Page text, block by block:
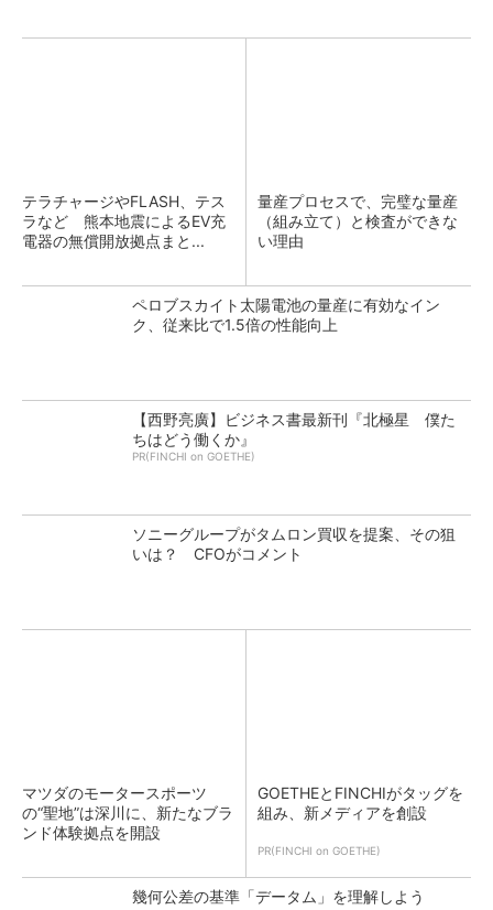
テラチャージやFLASH、テス
ラなど 熊本地震によるEV充
電器の無償開放拠点まと...
量産プロセスで、完璧な量産
（組み立て）と検査ができな
い理由
ペロブスカイト太陽電池の量産に有効なイン
ク、従来比で1.5倍の性能向上
【西野亮廣】ビジネス書最新刊『北極星 僕た
ちはどう働くか』
PR(FINCHI on GOETHE)
ソニーグループがタムロン買収を提案、その狙
いは？ CFOがコメント
マツダのモータースポーツ
の“聖地”は深川に、新たなブラ
ンド体験拠点を開設
GOETHEとFINCHIがタッグを
組み、新メディアを創設
PR(FINCHI on GOETHE)
幾何公差の基準「データム」を理解しよう